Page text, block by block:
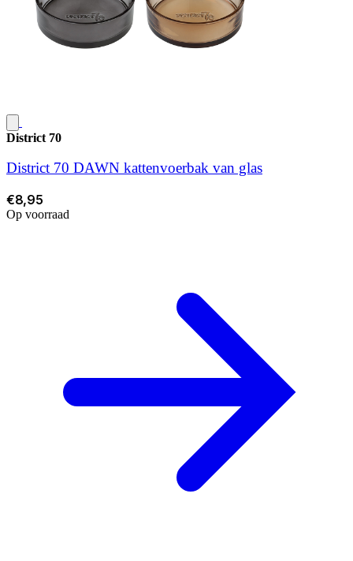
District 70
District 70 DAWN kattenvoerbak van glas
€8,95
Op voorraad